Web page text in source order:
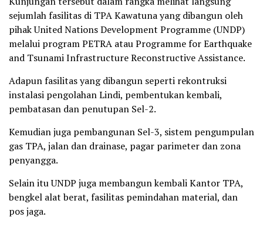
sejumlah fasilitas di TPA Kawatuna yang dibangun oleh
pihak United Nations Development Programme (UNDP)
melalui program PETRA atau Programme for Earthquake
and Tsunami Infrastructure Reconstructive Assistance.
Adapun fasilitas yang dibangun seperti rekontruksi
instalasi pengolahan Lindi, pembentukan kembali,
pembatasan dan penutupan Sel-2.
Kemudian juga pembangunan Sel-3, sistem pengumpulan
gas TPA, jalan dan drainase, pagar parimeter dan zona
penyangga.
Selain itu UNDP juga membangun kembali Kantor TPA,
bengkel alat berat, fasilitas pemindahan material, dan
pos jaga.